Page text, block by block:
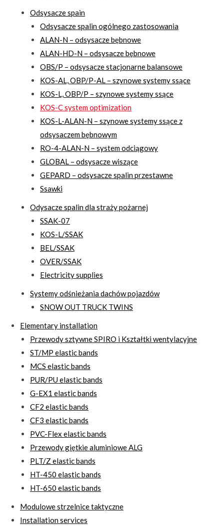
Odsysacze spain
Odsysacze spalin ogólnego zastosowania
ALAN-N – odsysacze bębnowe
ALAN-HD-N – odsysacze bębnowe
OBS/P – odsysacze stacjonarne balansowe
KOS-AL, OBP/P-AL – szynowe systemy ssące
KOS-L, OBP/P – szynowe systemy ssące
KOS-C system optimization
KOS-L-ALAN-N – szynowe systemy ssące z
odsysaczem bębnowym
RO-4-ALAN-N – system odciągowy
GLOBAL – odsysacze wiszące
GEPARD – odsysacze spalin przestawne
Ssawki
Odysacze spalin dla straży pożarnej
SSAK-07
KOS-L/SSAK
BEL/SSAK
OVER/SSAK
Electricity supplies
Systemy odśnieżania dachów pojazdów
SNOW OUT TRUCK TWINS
Elementary installation
Przewody sztywne SPIRO i Kształtki wentylacyjne
ST/MP elastic bands
MCS elastic bands
PUR/PU elastic bands
G-EX1 elastic bands
CF2 elastic bands
CF3 elastic bands
PVC-Flex elastic bands
Przewody giętkie aluminiowe ALG
PLT/Z elastic bands
HT-450 elastic bands
HT-650 elastic bands
Modulowe strzelnice taktyczne
Installation services